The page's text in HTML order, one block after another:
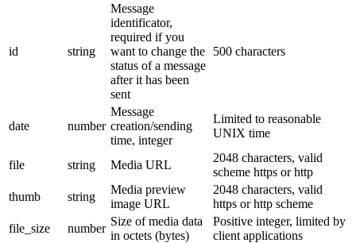
id string
Message
identificator,
required if you
want to change the
status of a message
after it has been
sent
500 characters
date number
Message
creation/sending
time, integer
Limited to reasonable
UNIX time
file string Media URL
2048 characters, valid
scheme https or http
thumb
string
Media preview
image URL
2048 characters, valid
https or http scheme
file_size
number
Size of media data
in octets (bytes)
Positive integer, limited by
client applications